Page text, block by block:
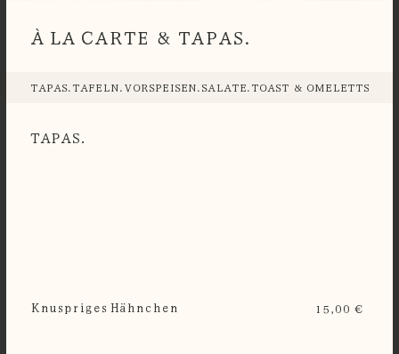
À LA CARTE & TAPAS.
TAPAS.TAFELN.VORSPEISEN.SALATE.TOAST & OMELETTS.
TAPAS.
Knuspriges Hähnchen 15,00 €